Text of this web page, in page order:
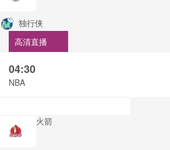
独行侠
高清直播
04:30
NBA
火箭